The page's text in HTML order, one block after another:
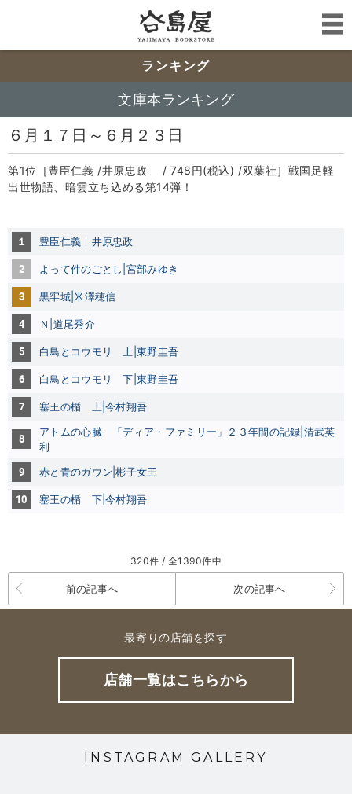
ランキング
文庫本ランキング
６月１７日～６月２３日
第1位［豊臣仁義 /井原忠政 / 748円(税込) /双葉社］戦国足軽
出世物語、暗雲立ち込める第14弾！
１ 豊臣仁義｜井原忠政
2 よって件のごとし|宮部みゆき
3 黒牢城|米澤穂信
4 Ｎ|道尾秀介
5 白鳥とコウモリ 上|東野圭吾
6 白鳥とコウモリ 下 |東野圭吾
7 塞王の楯 上|今村翔吾
8
アトムの心臓 「ディア・ファミリー」２３年間の記録|清武英
利
9 赤と青のガウン|彬子女王
10 塞王の楯 下|今村翔吾
320件 / 全1390件中
前の記事へ 次の記事へ
最寄りの店舗を探す
店舗一覧はこちらから
INSTAGRAM GALLERY